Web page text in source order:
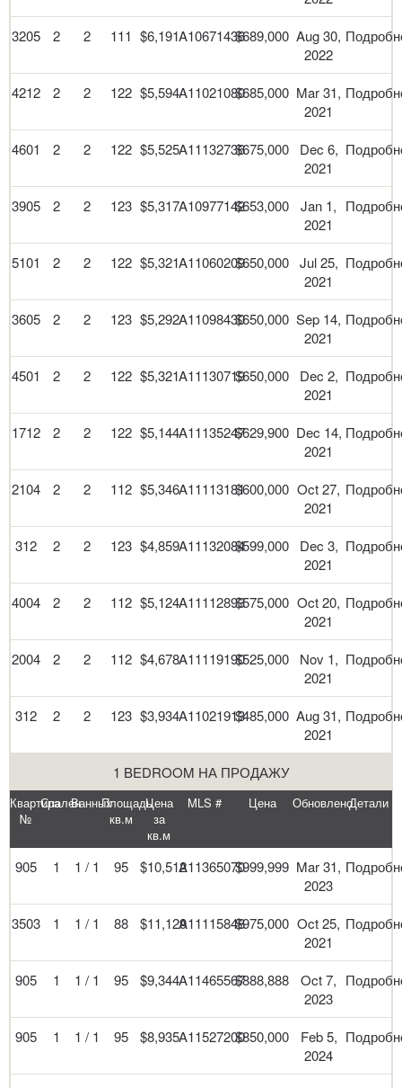
3205
2 2 111 $6,191A10671436$689,000 Aug 30,
2022
4212 2 2 122 $5,594A11021080$685,000 Mar 31,
2021
4601 2 2 122 $5,525A11132736$675,000
Dec 6,
2021
3905 2 2 123 $5,317A10977142$653,000
Jan 1,
2021
5101 2 2 122 $5,321A11060209$650,000 Jul 25,
2021
3605 2 2 123 $5,292A11098430$650,000 Sep 14,
2021
4501 2 2 122 $5,321A11130719$650,000
Dec 2,
2021
1712 2 2 122 $5,144A11135247$629,900 Dec 14,
2021
2104 2 2 112 $5,346A11113181$600,000 Oct 27,
2021
312 2 2 123 $4,859A11132084$599,000
Dec 3,
2021
4004 2 2 112 $5,124A11112893$575,000 Oct 20,
2021
2004 2 2 112 $4,678A11119190$525,000
Nov 1,
2021
312 2 2 123 $3,934A11021913$485,000 Aug 31,
2021
1 BEDROOM НА ПРОДАЖУ
Квартира
№
СпаленВанныхПлощадь
кв.м
Цена
за
кв.м
MLS # Цена ОбновленоДетали
905 1 1 / 1 95 $10,512A11365070$999,999 Mar 31,
2023
3503 1 1 / 1 88 $11,129A11115848$975,000 Oct 25,
2021
905 1 1 / 1 95 $9,344A11465567$888,888
Oct 7,
2023
905 1 1 / 1 95 $8,935A11527200$850,000
Feb 5,
2024